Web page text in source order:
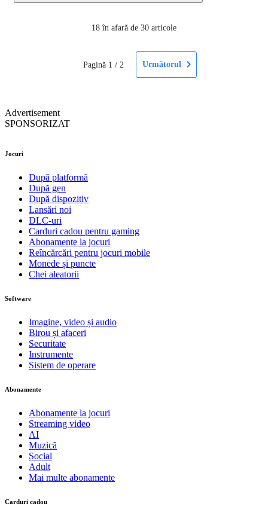
18 în afară de 30 articole
Pagină 1 / 2 Următorul
Advertisement
SPONSORIZAT
Jocuri
După platformă
După gen
După dispozitiv
Lansări noi
DLC-uri
Carduri cadou pentru gaming
Abonamente la jocuri
Reîncărcări pentru jocuri mobile
Monede și puncte
Chei aleatorii
Software
Imagine, video și audio
Birou și afaceri
Securitate
Instrumente
Sistem de operare
Abonamente
Abonamente la jocuri
Streaming video
AI
Muzică
Social
Adult
Mai multe abonamente
Carduri cadou